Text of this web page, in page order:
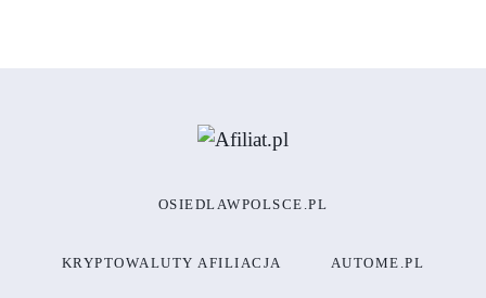
OSIEDLAWPOLSCE.PL
KRYPTOWALUTY AFILIACJA AUTOME.PL